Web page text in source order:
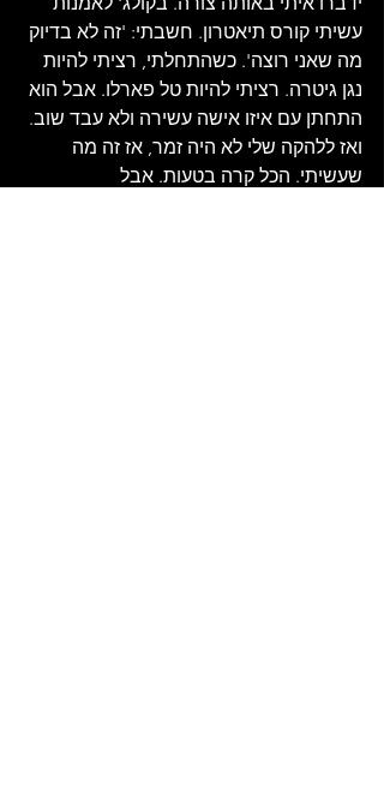
עשיתי קורס תיאטרון. חשבתי: 'זה לא בדיוק
מה שאני רוצה'. כשהתחלתי, רציתי להיות
נגן גיטרה. רציתי להיות טל פארלו. אבל הוא
התחתן עם איזו אישה עשירה ולא עבד שוב.
ואז ללהקה שלי לא היה זמר, אז זה מה
שעשיתי. הכל קרה בטעות. אבל